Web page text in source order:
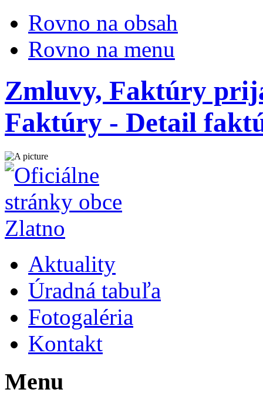
Rovno na obsah
Rovno na menu
Zmluvy, Faktúry
Faktúry - Detail
Aktuality
Úradná tabuľa
Fotogaléria
Kontakt
Menu